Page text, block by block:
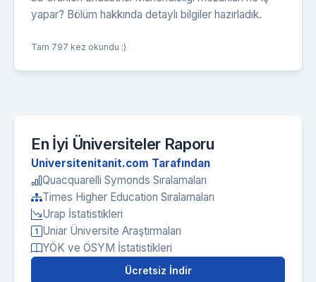
yapar? Bölüm hakkında detaylı bilgiler hazırladık.
Tam 797 kez okundu :)
En İyi Üniversiteler Raporu
Universitenitanit.com Tarafından
Quacquarelli Symonds Sıralamaları
Times Higher Education Sıralamaları
Urap İstatistikleri
Uniar Üniversite Araştırmaları
YÖK ve ÖSYM İstatistikleri
Ücretsiz İndir